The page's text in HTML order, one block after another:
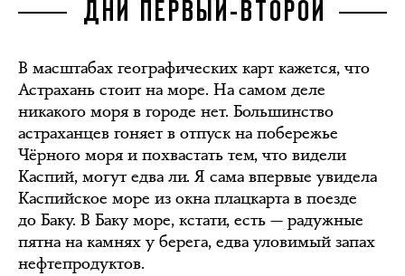
ДНИ ПЕРВЫЙ-ВТОРОЙ
В масштабах географических карт кажется, что
Астрахань стоит на море. На самом деле
никакого моря в городе нет. Большинство
астраханцев гоняет в отпуск на побережье
Чёрного моря и похвастать тем, что видели
Каспий, могут едва ли. Я сама впервые увидела
Каспийское море из окна плацкарта в поезде
до Баку. В Баку море, кстати, есть — радужные
пятна на камнях у берега, едва уловимый запах
нефтепродуктов.